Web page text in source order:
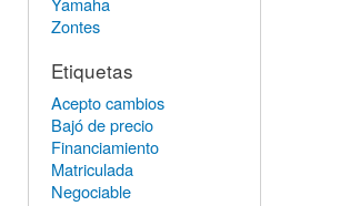
Zontes
Etiquetas
Acepto cambios
Bajó de precio
Financiamiento
Matriculada
Negociable